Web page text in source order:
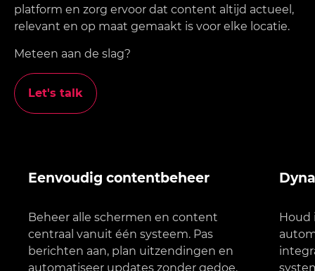
platform en zorg ervoor dat content altijd actueel,
relevant en op maat gemaakt is voor elke locatie.
Meteen aan de slag?
Let's talk
Eenvoudig contentbeheer
Beheer alle schermen en content
centraal vanuit één systeem. Pas
berichten aan, plan uitzendingen en
automatiseer updates zonder gedoe.
Houd